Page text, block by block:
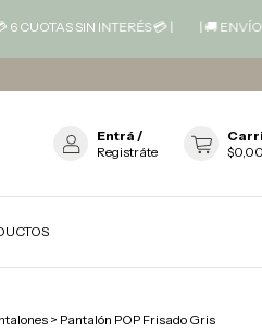
SIN INTERÉS 💳 | | 🚚 ENVÍO GRATIS
Entrá /
Registráte
$0,00
> Pantalón POP Frisado Gris